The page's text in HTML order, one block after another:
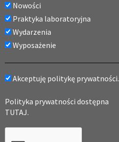
Nowości
Praktyka laboratoryjna
Wydarzenia
Wyposażenie
Akceptuję politykę prywatności.
Polityka prywatności dostępna
TUTAJ.